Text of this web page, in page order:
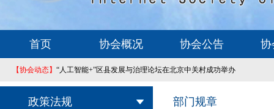
首页 协会概况 协会公告 协
【协会动态】 “人工智能+”区县发展与治理论坛在北京中关村成功举办
政策法规 部门规章